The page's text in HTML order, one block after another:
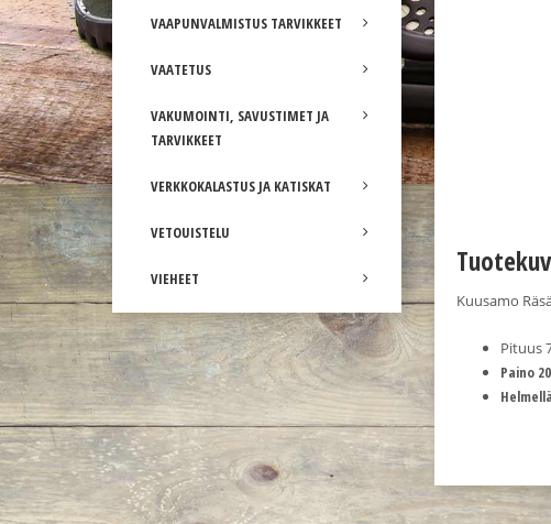
VAAPUNVALMISTUS TARVIKKEET
VAATETUS
VAKUMOINTI, SAVUSTIMET JA
TARVIKKEET
VERKKOKALASTUS JA KATISKAT
VETOUISTELU
VIEHEET
Kuusamo
Pituus
Paino